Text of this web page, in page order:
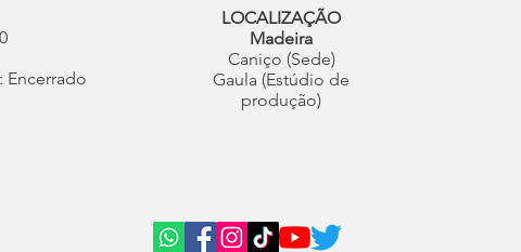
Encerrado
LOCALIZAÇÃO
Madeira
Caniço (Sede)
Gaula (Estúdio de
produção)